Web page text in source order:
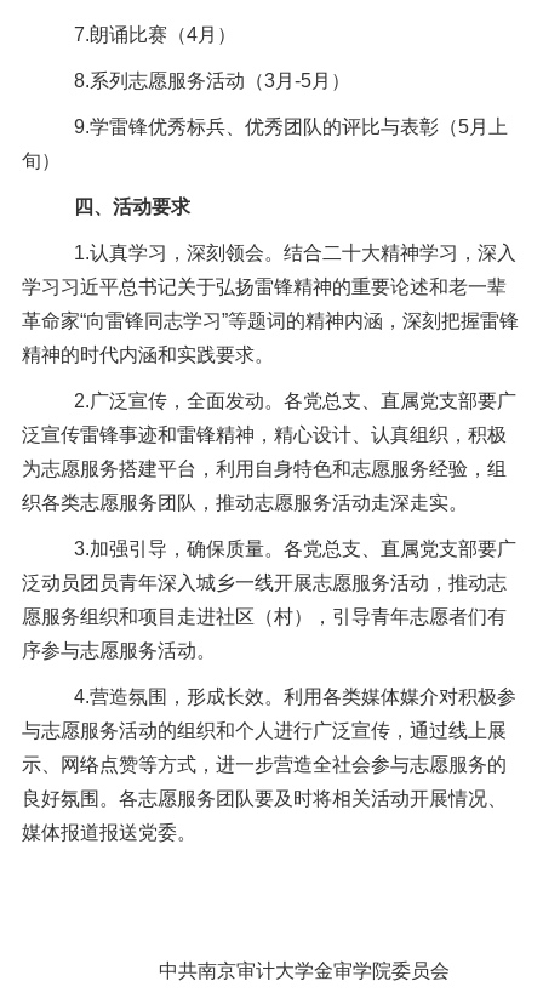
7.朗诵比赛（4月）
8.系列志愿服务活动（3月 -5月）
9.学雷锋优秀标兵、优秀团队的评比与表彰（5月上
旬）
四、活动要求
1.认真学习，深刻领会。结合二十大精神学习，深入
学习习近平总书记关于弘扬雷锋精神的重要论述和老一辈
革命家“向雷锋同志学习”等题词的精神内涵，深刻把握雷锋
精神的时代内涵和实践要求。
2.广泛宣传，全面发动。各党总支、直属党支部要广
泛宣传雷锋事迹和雷锋精神，精心设计、认真组织，积极
为志愿服务搭建平台，利用自身特色和志愿服务经验，组
织各类志愿服务团队，推动志愿服务活动走深走实。
3.加强引导，确保质量。各党总支、直属党支部要广
泛动员团员青年深入城乡一线开展志愿服务活动，推动志
愿服务组织和项目走进社区（村），引导青年志愿者们有
序参与志愿服务活动。
4.营造氛围，形成长效。利用各类媒体媒介对积极参
与志愿服务活动的组织和个人进行广泛宣传，通过线上展
示、网络点赞等方式，进一步营造全社会参与志愿服务的
良好氛围。各志愿服务团队要及时将相关活动开展情况、
媒体报道报送党委。
中共南京审计大学金审学院委员会